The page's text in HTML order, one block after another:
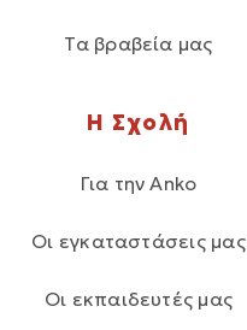
Τα βραβεία μας
Η Σχολή
Για την Anko
Οι εγκαταστάσεις μας
Οι εκπαιδευτές μας